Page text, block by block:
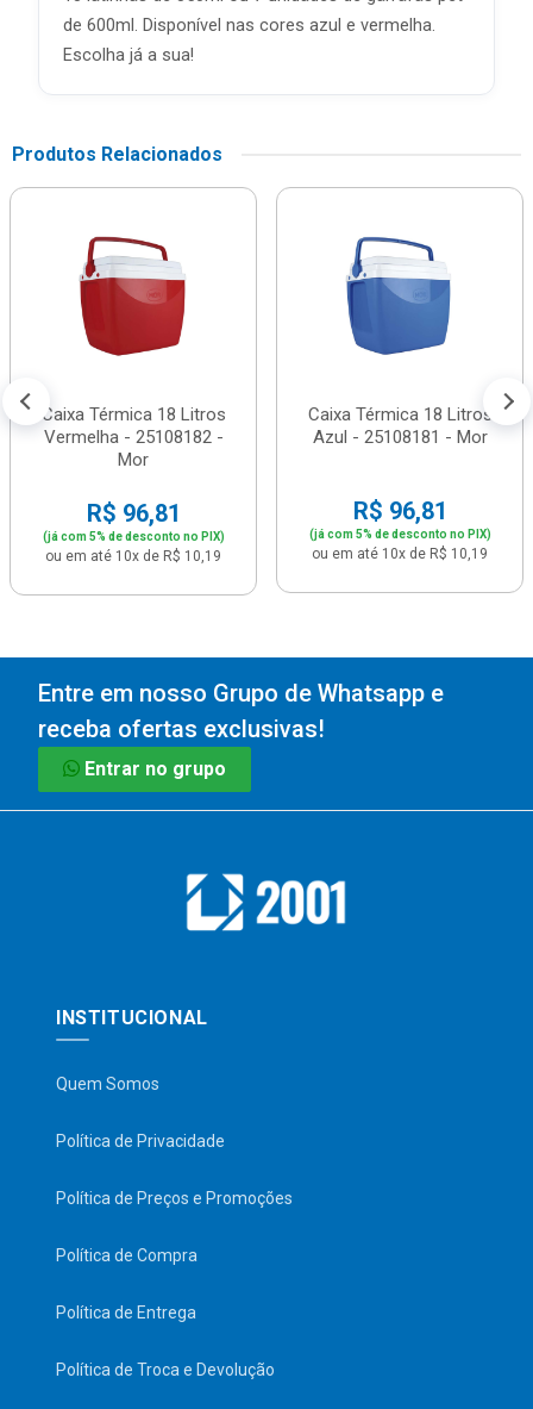
de 600ml. Disponível nas cores azul e vermelha.
Escolha já a sua!
Produtos Relacionados
Caixa Térmica 18 Litros
Vermelha - 25108182 -
Mor
R$ 96,81
(já com 5% de desconto no PIX)
ou em até 10x de R$ 10,19
Caixa Térmica 18 Litros
Azul - 25108181 - Mor
R$ 96,81
(já com 5% de desconto no PIX)
ou em até 10x de R$ 10,19
Entre em nosso Grupo de Whatsapp e
receba ofertas exclusivas!
Entrar no grupo
INSTITUCIONAL
Quem Somos
Política de Privacidade
Política de Preços e Promoções
Política de Compra
Política de Entrega
Política de Troca e Devolução